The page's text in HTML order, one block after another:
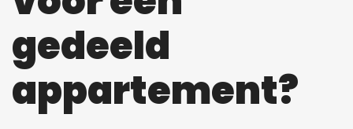
gedeeld
appartement?